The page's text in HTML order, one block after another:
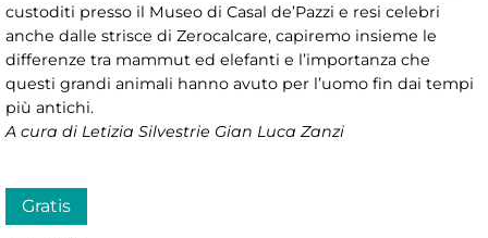
custoditi presso il Museo di Casal de’Pazzi e resi celebri
anche dalle strisce di Zerocalcare, capiremo insieme le
differenze tra mammut ed elefanti e l’importanza che
questi grandi animali hanno avuto per l’uomo fin dai tempi
più antichi.
A cura di Letizia Silvestrie Gian Luca Zanzi
Gratis